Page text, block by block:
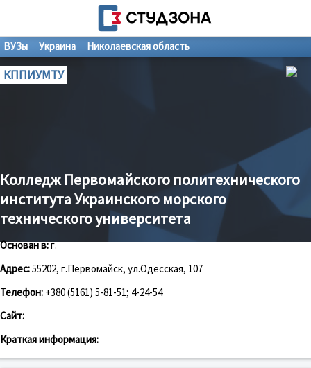
ВУЗы Украина Николаевская область
КППИУМТУ
Колледж Первомайского политехнического
института Украинского морского
технического университета
Основан в:г.
Адрес:55202, г.Первомайск, ул.Одесская, 107
Телефон: +380 (5161) 5-81-51; 4-24-54
Сайт:
Краткая информация: